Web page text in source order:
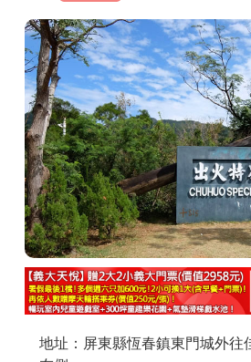
商家合作
推薦景點
討論區
聯絡我們
APP下載
地址：屏東縣恆春鎮東門城外往